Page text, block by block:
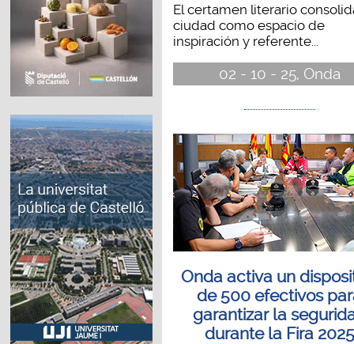
El certamen literario
ciudad como espacio de
inspiración y referente...
02 - 10 - 25, Onda
Onda activa un
de 500 efectivos
garantizar la
durante la Fira 2025